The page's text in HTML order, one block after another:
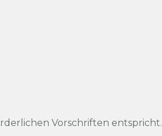
Vorschriften entspricht.